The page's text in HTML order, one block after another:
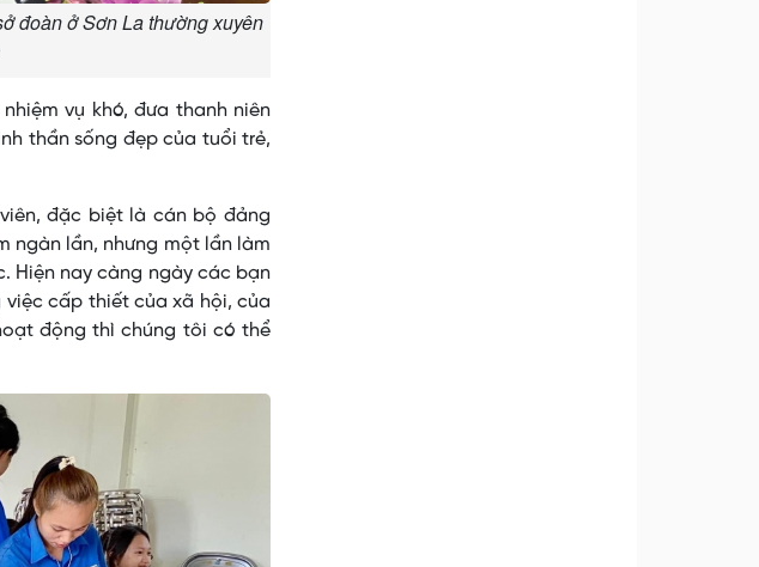
đoàn ở Sơn La thường xuyên
vụ khó, đưa thanh niên
thần sống đẹp của tuổi trẻ,
đặc biệt là cán bộ đảng
ngàn lần, nhưng một lần làm
Hiện nay càng ngày các bạn
việc cấp thiết của xã hội, của
động thì chúng tôi có thể